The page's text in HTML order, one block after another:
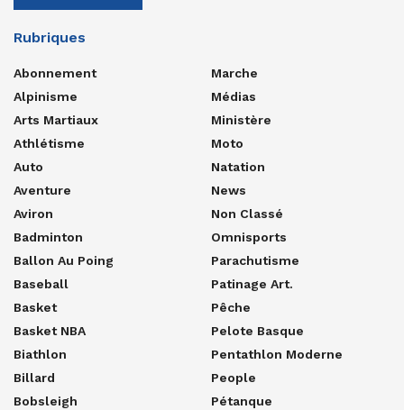
Rubriques
Abonnement
Alpinisme
Arts Martiaux
Athlétisme
Auto
Aventure
Aviron
Badminton
Ballon Au Poing
Baseball
Basket
Basket NBA
Biathlon
Billard
Bobsleigh
Marche
Médias
Ministère
Moto
Natation
News
Non Classé
Omnisports
Parachutisme
Patinage Art.
Pêche
Pelote Basque
Pentathlon Moderne
People
Pétanque